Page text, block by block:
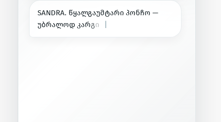
SANDRA. წყალგაუმტარი პონჩო —
უბრალოდ კარგი